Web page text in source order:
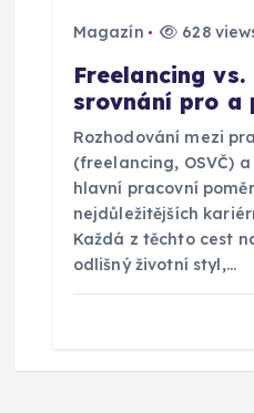
Magazín 628
Freelancing vs.
srovnání pro a
Rozhodování mezi
(freelancing, OSVČ)
hlavní pracovní
nejdůležitějších
Každá z těchto cest
odlišný životní styl,…